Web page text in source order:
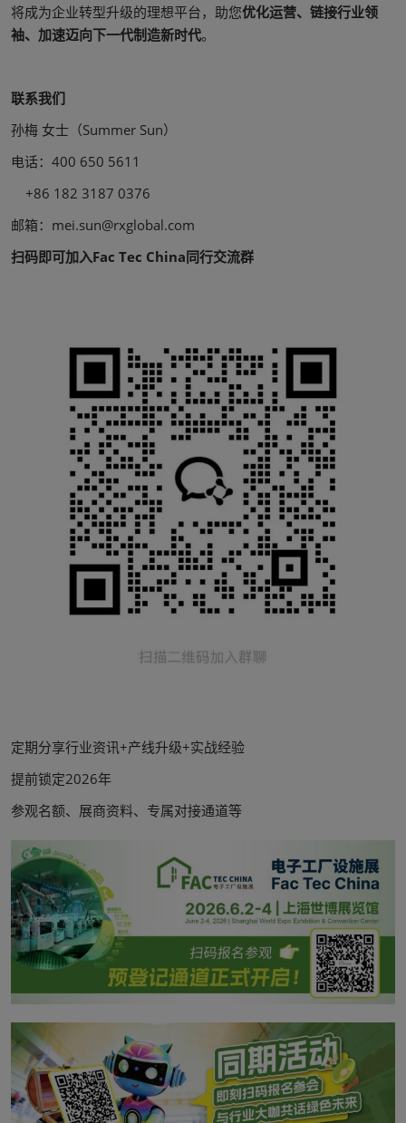
将成为企业转型升级的理想平台，助您优化运营、链接行业领
袖、加速迈向下一代制造新时代。
联系我们
孙梅 女士（Summer Sun）
电话：400 650 5611
+86 182 3187 0376
邮箱：mei.sun@rxglobal.com
扫码即可加入Fac Tec China同行交流群
定期分享行业资讯+产线升级+实战经验
提前锁定2026年
参观名额、展商资料、专属对接通道等